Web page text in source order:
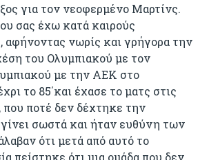
για τον νεοφερμένο Μαρτίνς.
σας έχω κατά καιρούς
αφήνοντας νωρίς και γρήγορα την
του Ολυμπιακού με τον
με την ΑΕΚ στο
το 85΄και έχασε το ματς στις
ποτέ δεν δέχτηκε την
σωστά και ήταν ευθύνη των
ότι μετά από αυτό το
πείστηκε ότι μια ομάδα που δεν